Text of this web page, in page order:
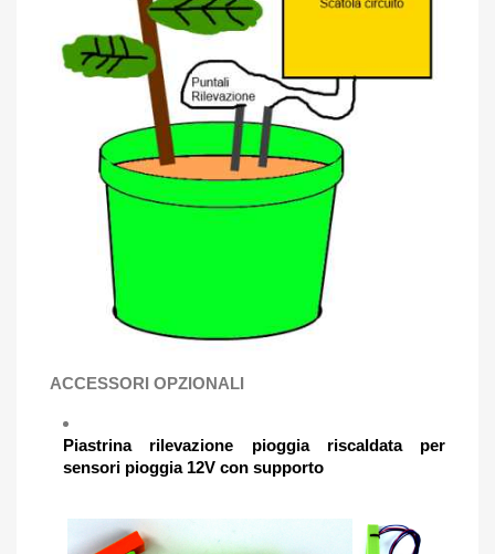
ACCESSORI OPZIONALI
Piastrina rilevazione pioggia riscaldata per
sensori pioggia 12V con supporto